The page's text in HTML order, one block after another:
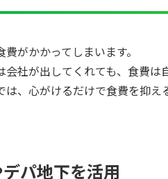
がかかってしまいます。
社が出してくれても、食費は
は、心がけるだけで食費を抑え
パ地下を活用